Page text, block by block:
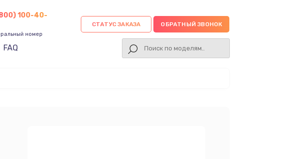
100-40-
номер
СТАТУС ЗАКАЗА ОБРАТНЫЙ ЗВОНОК
FAQ